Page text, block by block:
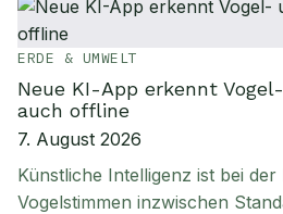
ERDE & UMWELT
Neue KI-App erkennt
auch offline
7. August 2026
Künstliche Intelligenz ist bei
Vogelstimmen inzwischen